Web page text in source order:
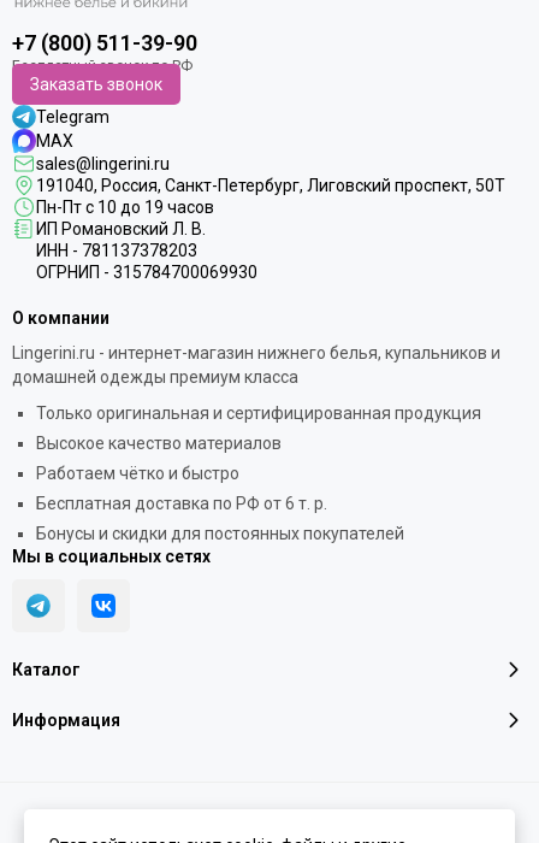
+7 (800) 511-39-90
Заказать звонок
Telegram
MAX
sales@lingerini.ru
191040, Россия, Санкт-Петербург, Лиговский проспект, 50Т
Пн-Пт с 10 до 19 часов
ИП Романовский Л. В.
ИНН - 781137378203
ОГРНИП - 315784700069930
Каталог
Информация
О компании
Lingerini.ru - интернет-магазин нижнего белья, купальников и
домашней одежды премиум класса
Только оригинальная и сертифицированная продукция
Высокое качество материалов
Работаем чётко и быстро
Бесплатная доставка по РФ от 6 т. р.
Бонусы и скидки для постоянных покупателей
Мы в социальных сетях
одежда премиум класса.Карта сайта